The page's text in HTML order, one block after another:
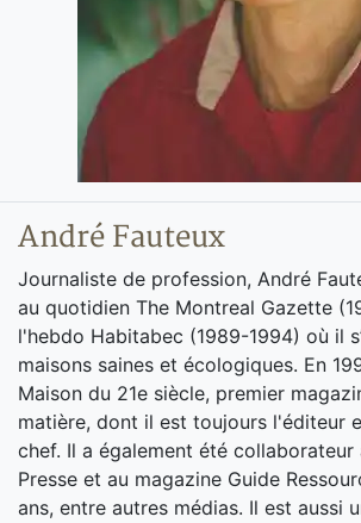
André Fauteux
Journaliste de profession, André
au quotidien The Montreal Gazette
l'hebdo Habitabec (1989-1994) où il
maisons saines et écologiques. En
Maison du 21e siècle, premier
matière, dont il est toujours l'éditeur
chef. Il a également été collaborateur
Presse et au magazine Guide
ans, entre autres médias. Il est aussi